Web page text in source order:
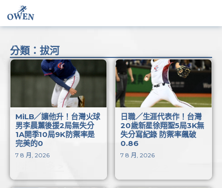
分類：拔河
MiLB／讓他升！台灣火球
男李晨薰後援2局無失分
1A開季10局9K防禦率是
完美的0
7 8 月, 2026
日職／生涯代表作！台灣
20歲新星徐翔聖5局3K無
失分寫紀錄 防禦率飆破
0.86
7 8 月, 2026